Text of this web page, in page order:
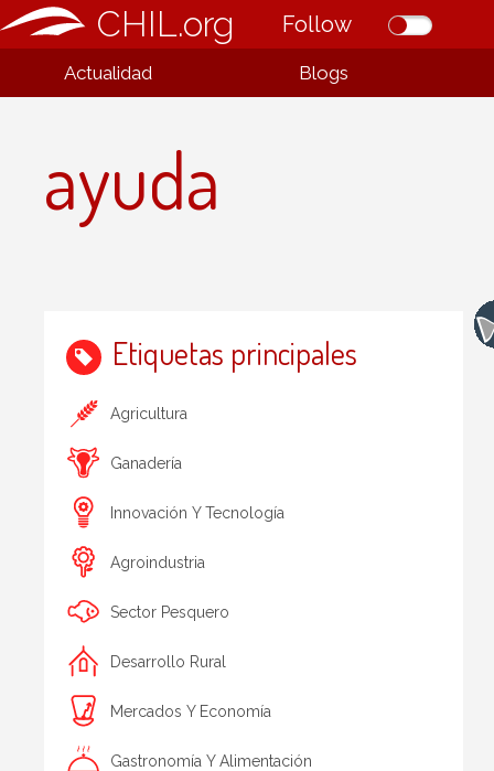
CHIL.org Follow
Actualidad Blogs
ayuda
Etiquetas principales
Agricultura
Ganadería
Innovación Y Tecnología
Agroindustria
Sector Pesquero
Desarrollo Rural
Mercados Y Economía
Gastronomía Y Alimentación